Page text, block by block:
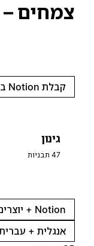
צמחים –
קבלת Notion בחינם
גינון
47 תבניות
Notion + יוצרים
אנגלית +